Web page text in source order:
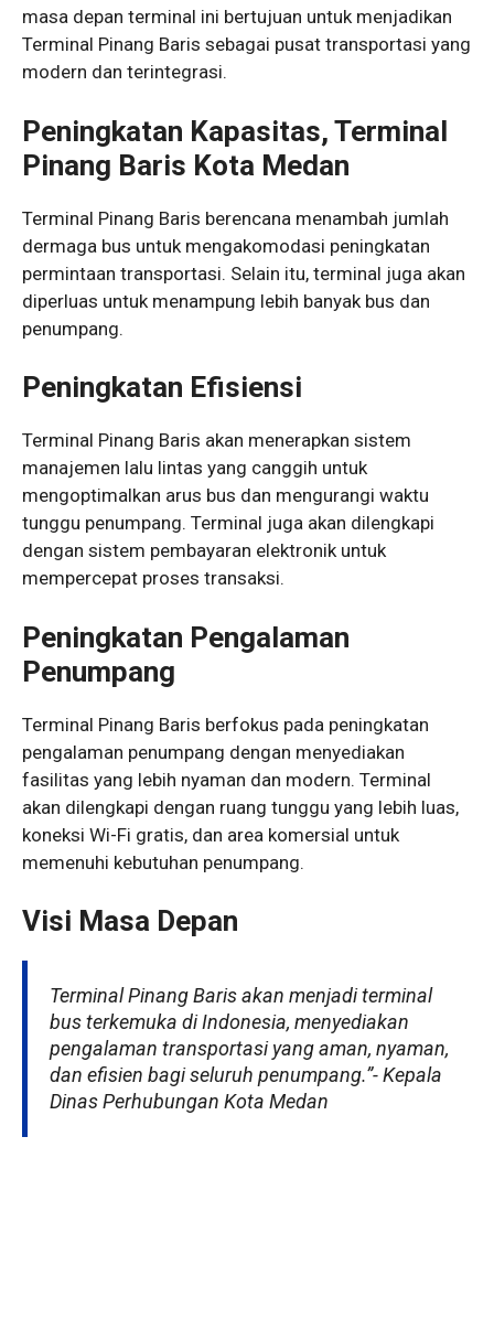
masa depan terminal ini bertujuan untuk menjadikan
Terminal Pinang Baris sebagai pusat transportasi yang
modern dan terintegrasi.
Peningkatan Kapasitas, Terminal
Pinang Baris Kota Medan
Terminal Pinang Baris berencana menambah jumlah
dermaga bus untuk mengakomodasi peningkatan
permintaan transportasi. Selain itu, terminal juga akan
diperluas untuk menampung lebih banyak bus dan
penumpang.
Peningkatan Efisiensi
Terminal Pinang Baris akan menerapkan sistem
manajemen lalu lintas yang canggih untuk
mengoptimalkan arus bus dan mengurangi waktu
tunggu penumpang. Terminal juga akan dilengkapi
dengan sistem pembayaran elektronik untuk
mempercepat proses transaksi.
Peningkatan Pengalaman
Penumpang
Terminal Pinang Baris berfokus pada peningkatan
pengalaman penumpang dengan menyediakan
fasilitas yang lebih nyaman dan modern. Terminal
akan dilengkapi dengan ruang tunggu yang lebih luas,
koneksi Wi-Fi gratis, dan area komersial untuk
memenuhi kebutuhan penumpang.
Visi Masa Depan
Terminal Pinang Baris akan menjadi terminal
bus terkemuka di Indonesia, menyediakan
pengalaman transportasi yang aman, nyaman,
dan efisien bagi seluruh penumpang.”- Kepala
Dinas Perhubungan Kota Medan